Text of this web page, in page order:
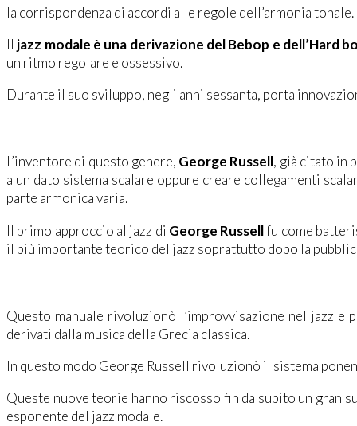
la corrispondenza di accordi alle regole dell’armonia
Il jazz modale è una derivazione del Bebop e dell’Hard
un ritmo regolare e ossessivo.
Durante il suo sviluppo, negli anni sessanta, porta
L’inventore di questo genere, George Russell, già citato in
a un dato sistema scalare oppure creare collegamenti
parte armonica varia.
Il primo approccio al jazz di George Russellfu come
il più importante teorico del jazz soprattutto dopo la
Questo manuale rivoluzionò l’improvvisazione nel jazz e
derivati dalla musica della Grecia classica.
In questo modo George Russell rivoluzionò il sistema
Queste nuove teorie hanno riscosso fin da subito un gran
esponente del jazz modale.